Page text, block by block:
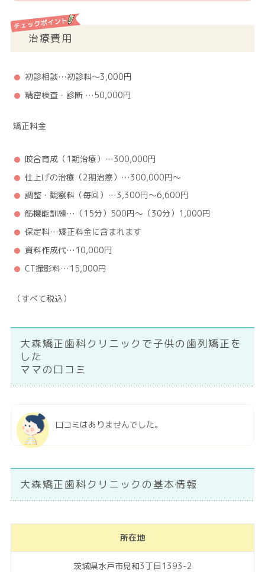
治療費用
初診相談…初診料～3,000円
精密検査・診断 …50,000円
矯正料金
咬合育成（1期治療）…300,000円
仕上げの治療（2期治療）…300,000円～
調整・観察料（毎回）…3,300円～6,600円
筋機能訓練…（15分）500円～（30分）1,000円
保定料…矯正料金に含まれます
資料作成代…10,000円
CT撮影料…15,000円
（すべて税込）
大森矯正歯科クリニックで子供の歯列矯正を
した
ママの口コミ
口コミはありませんでした。
大森矯正歯科クリニックの基本情報
所在地
茨城県水戸市見和3丁目1393-2